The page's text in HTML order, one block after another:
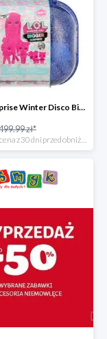
L.O.L. Surprise Winter Disco Bigger Surprise Zestaw laleczek w walizce -40%
zł*